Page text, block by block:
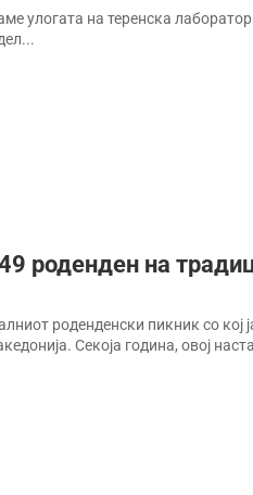
улогата на теренска
роденден на
роденденски пикник со кој
Секоја година, овој